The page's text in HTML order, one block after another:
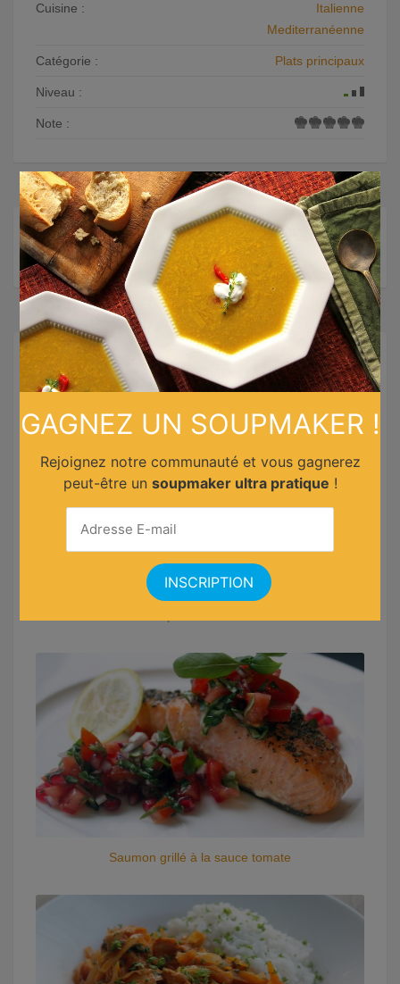
Cuisine :
Italienne
Mediterranéenne
Catégorie : Plats principaux
Niveau :
Note :
Recettes similaires
Saumon grillé à la sauce tomate
GAGNEZ UN SOUPMAKER !
Rejoignez notre communauté et vous gagnerez
peut-être un soupmaker ultra pratique !
×